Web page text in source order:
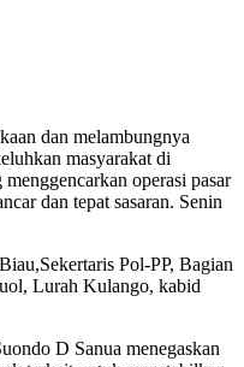
dan melambungnya
masyarakat di
operasi pasar
dan tepat sasaran. Senin
Pol-PP, Bagian
Lurah Kulango, kabid
D Sanua menegaskan